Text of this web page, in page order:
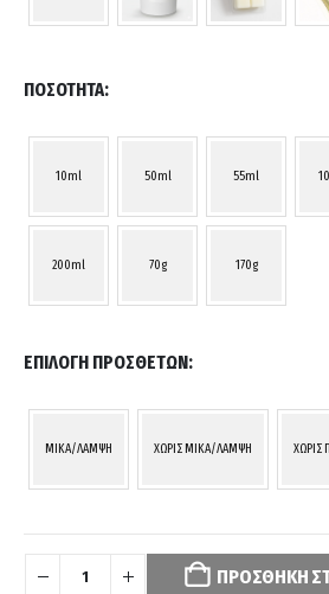
ΠΟΣΌΤΗΤΑ
10ml 50ml 55ml
200ml 70g 170g
ΕΠΙΛΟΓΉ ΠΡΌΣΘΕΤΩΝ
MIKA/ΛΑΜΨΗ ΧΩΡΙΣ MIKA/ΛΑΜΨΗ ΧΩΡΙΣ
Your
selection
has
ΠΡΟΣΘΉΚΗ